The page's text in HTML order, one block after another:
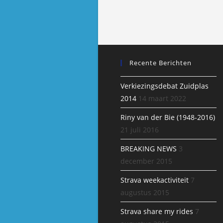
Recente Berichten
Verkiezingsdebat Zuidplas
2014 14 maart 2022
Riny van der Bie (1948-2016)
21 juli 2016
BREAKING NEWS 3
december 2015
Strava weekactiviteit 7
augustus 2015
Strava share my rides 7